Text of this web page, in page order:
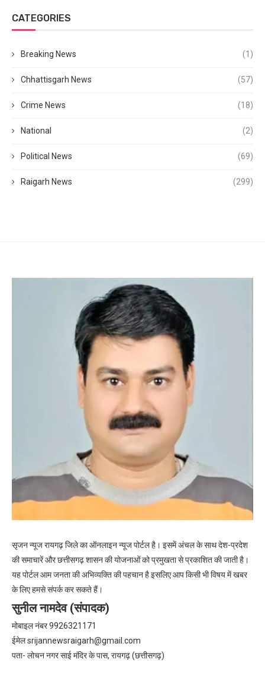
CATEGORIES
Breaking News (1)
Chhattisgarh News (57)
Crime News (18)
National (2)
Political News (69)
Raigarh News (299)
सृजन न्यूज रायगढ़ जिले का ऑनलाइन न्यूज पोर्टल है। इसमें अंचल के साथ देश-प्रदेश
की समाचारें और छत्तीसगढ़ शासन की योजनाओं को प्रमुखता से प्रकाशित की जाती है।
यह पोर्टल आम जनता की अभिव्यक्ति की पहचान है इसलिए आप किसी भी विषय में खबर
के लिए हमसे संपर्क कर सकते हैं।
सुनील नामदेव (संपादक)
मोबाइल नंबर 9926321171
ईमेलsrijannewsraigarh@gmail.com
पता- लोचन नगर साई मंदिर के पास, रायगढ़ (छत्तीसगढ़)